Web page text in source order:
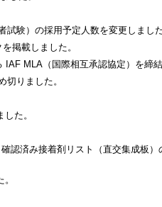
験）の採用予定人数を変更しました
掲載しました。
MLA（国際相互承認協定）を締結
切りました。
た。
認済み接着剤リスト（直交集成板